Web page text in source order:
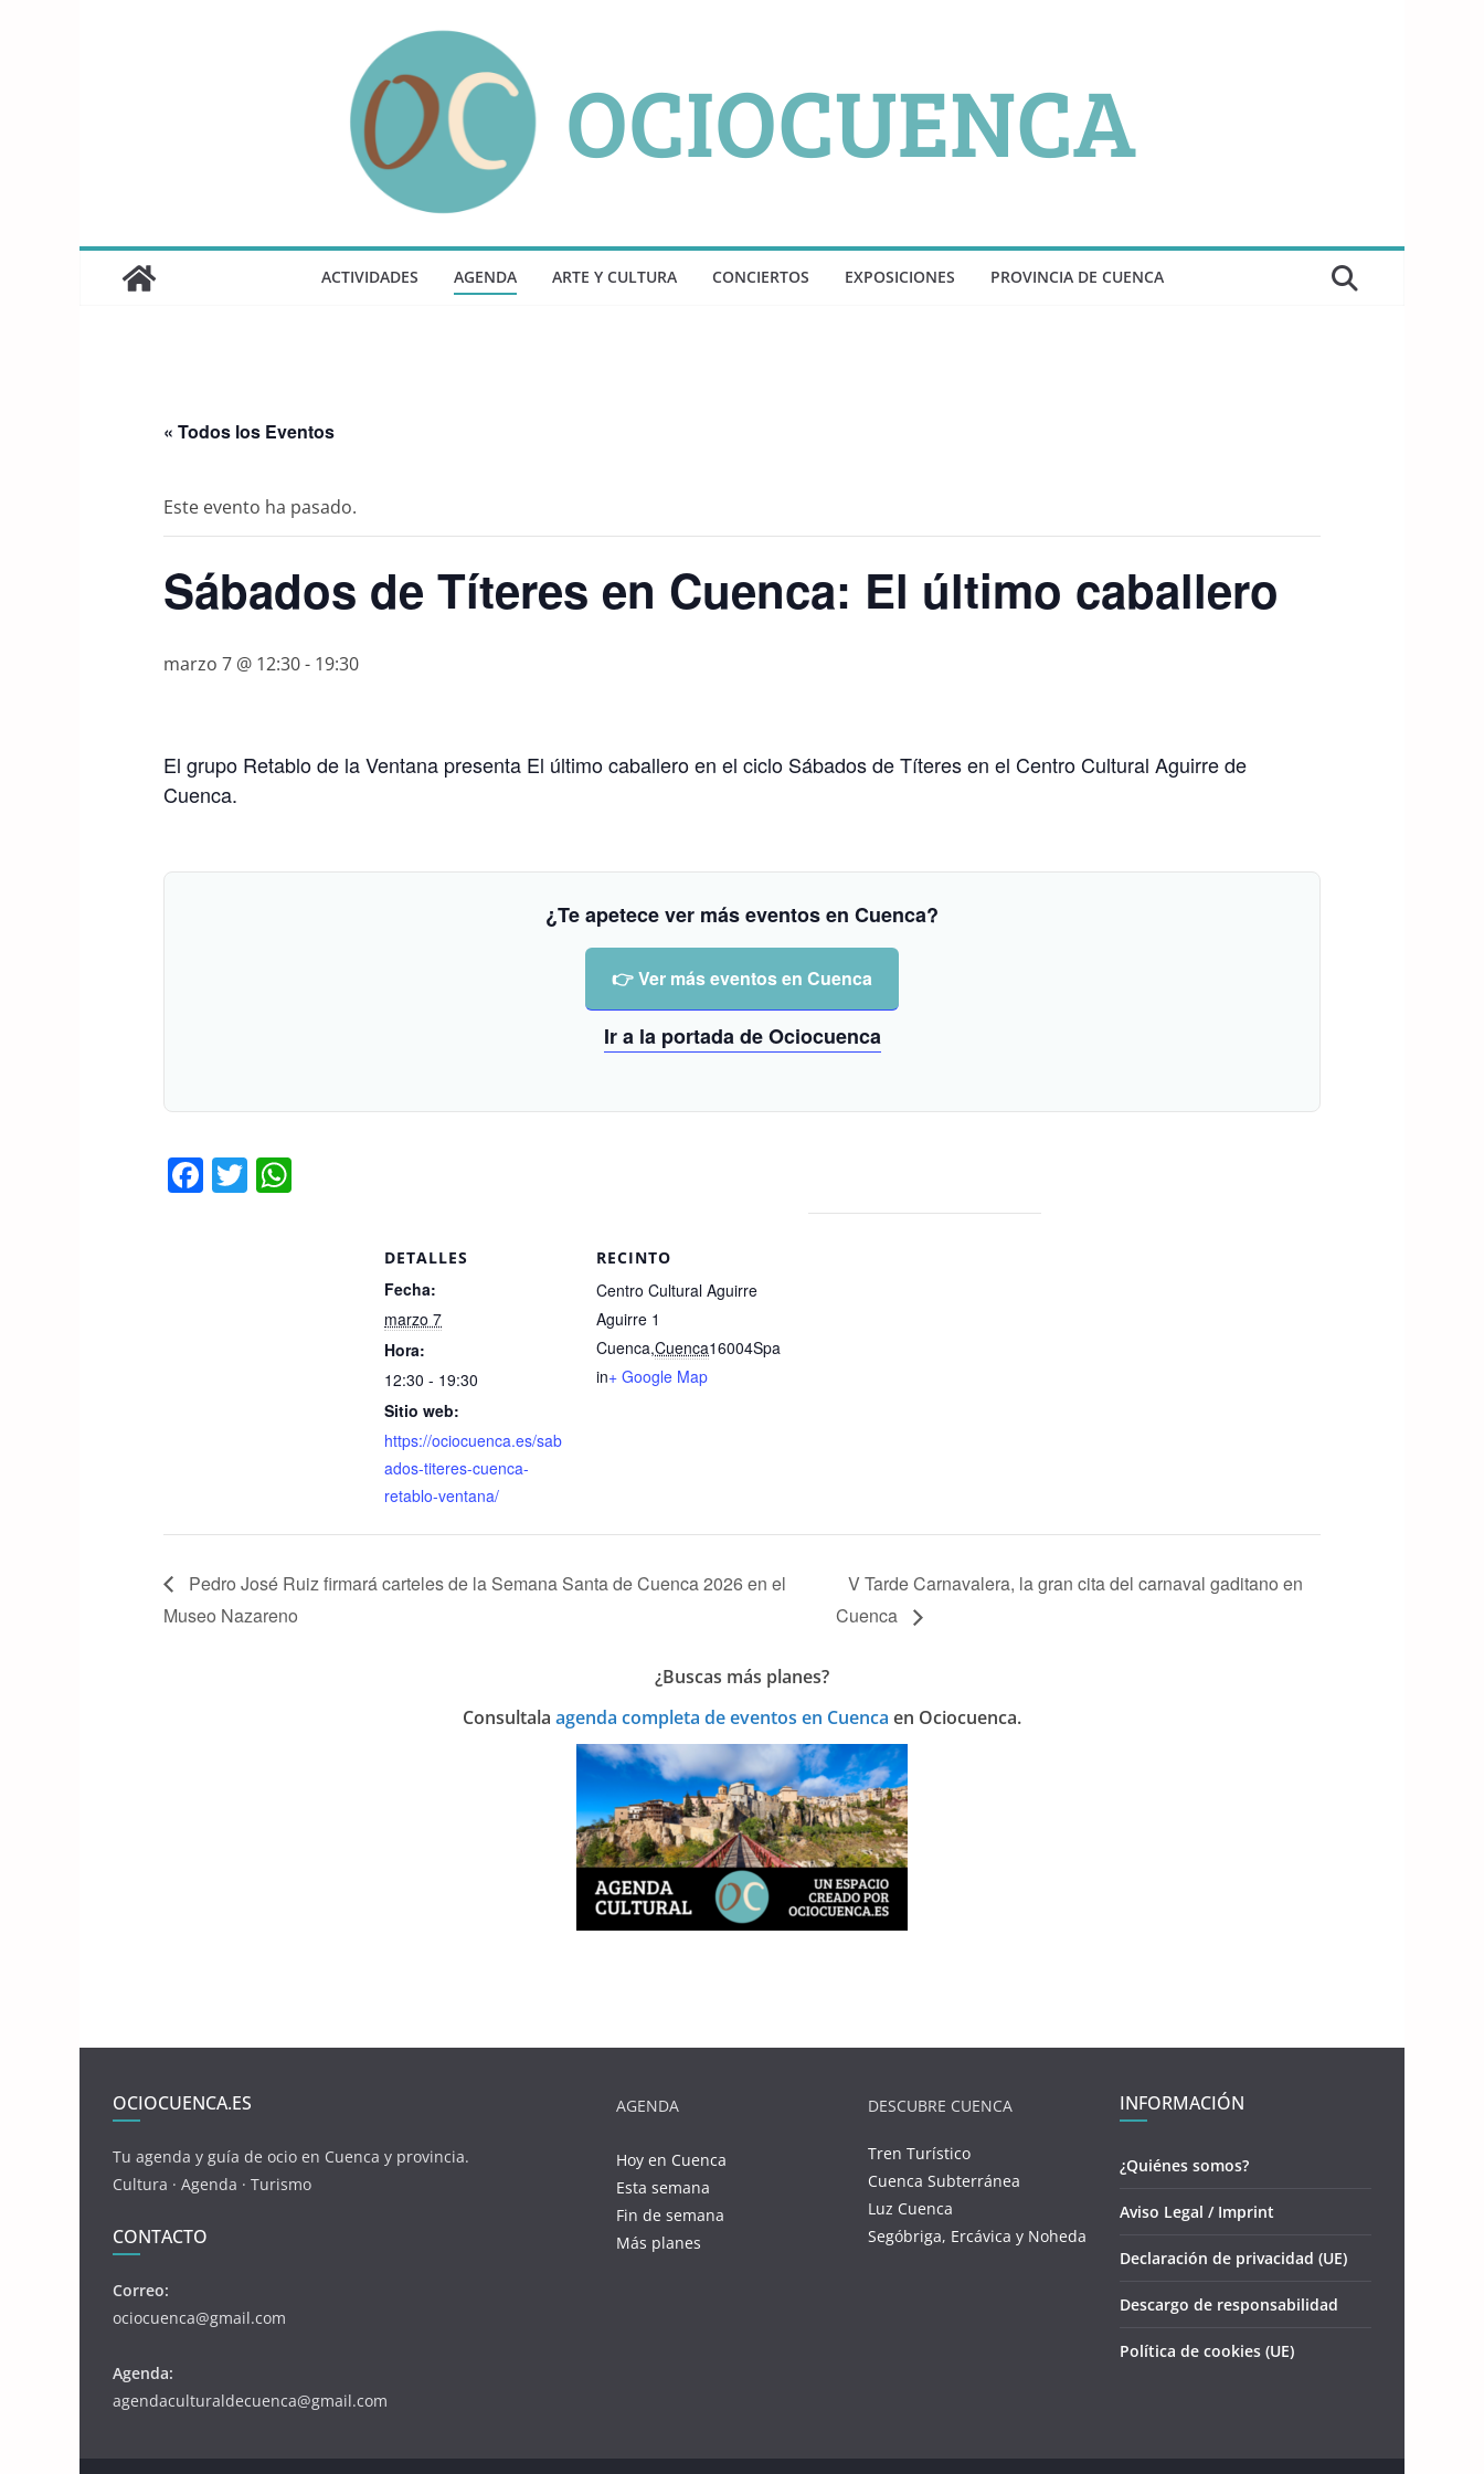
ACTIVIDADES AGENDA ARTE Y CULTURA CONCIERTOS EXPOSICIONES PROVINCIA DE CUENCA
« Todos los Eventos
Este evento ha pasado.
Sábados de Títeres en Cuenca: El último caballero
marzo 7 @ 12:30- 19:30
El grupo Retablo de la Ventana presenta El último caballero en el ciclo Sábados de Títeres en el Centro Cultural Aguirre de
Cuenca.
¿Te apetece ver más eventos en Cuenca?
👉 Ver más eventos en Cuenca
Ir a la portada de Ociocuenca
F
a
T
wi
DETALLES
Fecha:
marzo 7
Hora:
12:30 - 19:30
Sitio web:
https://ociocuenca.es/sab
ados-titeres-cuenca-
retablo-ventana/
RECINTO
Centro Cultural Aguirre
Aguirre 1
Cuenca,Cuenca16004Spa
in+ Google Map
Pedro José Ruiz firmará carteles de la Semana Santa de Cuenca 2026 en el
Museo Nazareno
V Tarde Carnavalera, la gran cita del carnaval gaditano en
Cuenca
¿Buscas más planes?
Consultala agenda completa de eventos en Cuenca en Ociocuenca.
OCIOCUENCA.ES
Tu agenda y guía de ocio en Cuenca y provincia.
Cultura · Agenda · Turismo
CONTACTO
Correo:
ociocuenca@gmail.com
Agenda:
agendaculturaldecuenca@gmail.com
AGENDA
Hoy en Cuenca
Esta semana
Fin de semana
Más planes
DESCUBRE CUENCA
Tren Turístico
Cuenca Subterránea
Luz Cuenca
Segóbriga, Ercávica y Noheda
INFORMACIÓN
¿Quiénes somos?
Aviso Legal / Imprint
Declaración de privacidad (UE)
Descargo de responsabilidad
Política de cookies (UE)